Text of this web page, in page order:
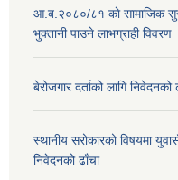
आ.ब.२०८०/८१ काे सामाजिक
भुक्तानी पाउने लाभग्राही विवरण
बेरोजगार दर्ताको लागि निवेदनको
स्थानीय सरोकारको विषयमा
निवेदनको ढाँचा